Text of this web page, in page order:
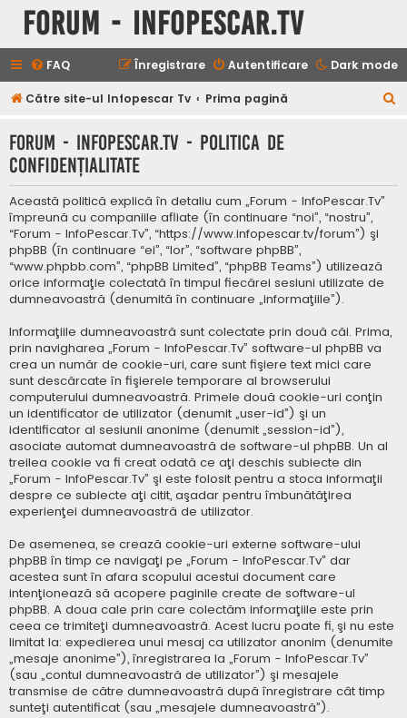
Forum - InfoPescar.Tv
Dark mode
FAQ Autentificare
Înregistrare
Către site-ul Infopescar Tv Prima pagină
Forum - InfoPescar.Tv - Politica de
confidenţialitate
Această politică explică în detaliu cum „Forum - InfoPescar.Tv”
împreună cu companiile afliate (în continuare “noi”, “nostru”,
“Forum - InfoPescar.Tv”, “https://www.infopescar.tv/forum”) şi
phpBB (în continuare “ei”, “lor”, “software phpBB”,
“www.phpbb.com”, “phpBB Limited”, “phpBB Teams”) utilizează
orice informaţie colectată în timpul fiecărei sesiuni utilizate de
dumneavoastră (denumită în continuare „informaţiile”).
Informaţiile dumneavoastră sunt colectate prin două căi. Prima,
prin navigharea „Forum - InfoPescar.Tv” software-ul phpBB va
crea un număr de cookie-uri, care sunt fişiere text mici care
sunt descărcate în fişierele temporare al browserului
computerului dumneavoastră. Primele două cookie-uri conţin
un identificator de utilizator (denumit „user-id”) şi un
identificator al sesiunii anonime (denumit „session-id”),
asociate automat dumneavoastră de software-ul phpBB. Un al
treilea cookie va fi creat odată ce aţi deschis subiecte din
„Forum - InfoPescar.Tv” şi este folosit pentru a stoca informaţii
despre ce subiecte aţi citit, aşadar pentru îmbunătăţirea
experienţei dumneavoastră de utilizator.
De asemenea, se crează cookie-uri externe software-ului
phpBB în timp ce navigaţi pe „Forum - InfoPescar.Tv” dar
acestea sunt în afara scopului acestui document care
intenţionează să acopere paginile create de software-ul
phpBB. A doua cale prin care colectăm informaţiile este prin
ceea ce trimiteţi dumneavoastră. Acest lucru poate fi, şi nu este
limitat la: expedierea unui mesaj ca utilizator anonim (denumite
„mesaje anonime”), înregistrarea la „Forum - InfoPescar.Tv”
(sau „contul dumneavoastră de utilizator”) şi mesajele
transmise de către dumneavoastră după înregistrare cât timp
sunteţi autentificat (sau „mesajele dumneavoastră”).